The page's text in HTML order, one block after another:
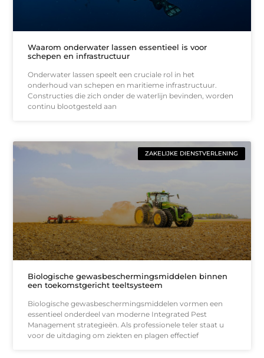
Waarom onderwater lassen essentieel is voor
schepen en infrastructuur
Onderwater lassen speelt een cruciale rol in het
onderhoud van schepen en maritieme infrastructuur.
Constructies die zich onder de waterlijn bevinden, worden
continu blootgesteld aan
ZAKELIJKE DIENSTVERLENING
Biologische gewasbeschermingsmiddelen binnen
een toekomstgericht teeltsysteem
Biologische gewasbeschermingsmiddelen vormen een
essentieel onderdeel van moderne Integrated Pest
Management strategieën. Als professionele teler staat u
voor de uitdaging om ziekten en plagen effectief